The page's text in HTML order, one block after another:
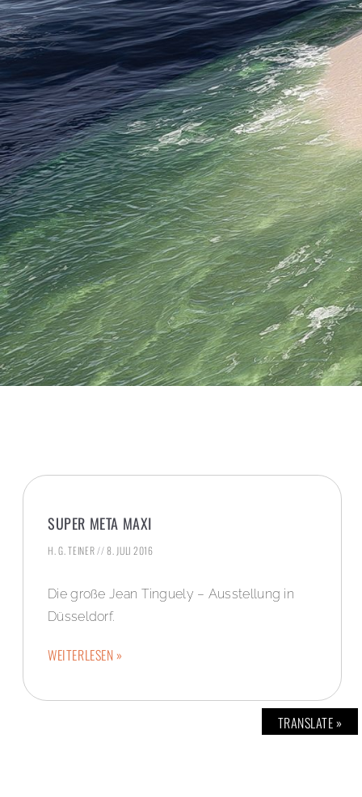
SUPER META MAXI
H. G. TEINER 8. JULI 2016
Die große Jean Tinguely – Ausstellung in
Düsseldorf.
WEITERLESEN »
TRANSLATE »